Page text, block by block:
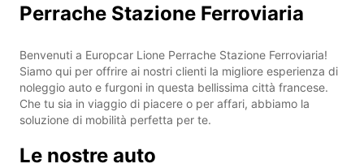
Perrache Stazione Ferroviaria
Benvenuti a Europcar Lione Perrache Stazione Ferroviaria!
Siamo qui per offrire ai nostri clienti la migliore esperienza di
noleggio auto e furgoni in questa bellissima città francese.
Che tu sia in viaggio di piacere o per affari, abbiamo la
soluzione di mobilità perfetta per te.
Le nostre auto